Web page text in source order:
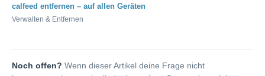
calfeed entfernen – auf allen Geräten
Verwalten & Entfernen
Noch offen? Wenn dieser Artikel deine Frage nicht